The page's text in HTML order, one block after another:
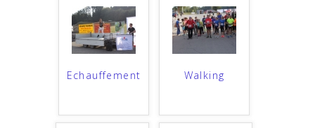
Echauffement Walking